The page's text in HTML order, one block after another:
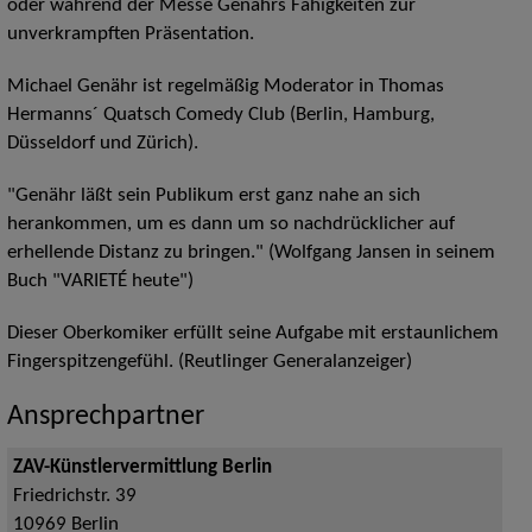
oder während der Messe Genährs Fähigkeiten zur
unverkrampften Präsentation.
Michael Genähr ist regelmäßig Moderator in Thomas
Hermanns´ Quatsch Comedy Club (Berlin, Hamburg,
Düsseldorf und Zürich).
"Genähr läßt sein Publikum erst ganz nahe an sich
herankommen, um es dann um so nachdrücklicher auf
erhellende Distanz zu bringen." (Wolfgang Jansen in seinem
Buch "VARIETÉ heute")
Dieser Oberkomiker erfüllt seine Aufgabe mit erstaunlichem
Fingerspitzengefühl. (Reutlinger Generalanzeiger)
Ansprechpartner
ZAV-Künstlervermittlung Berlin
Friedrichstr. 39
10969 Berlin